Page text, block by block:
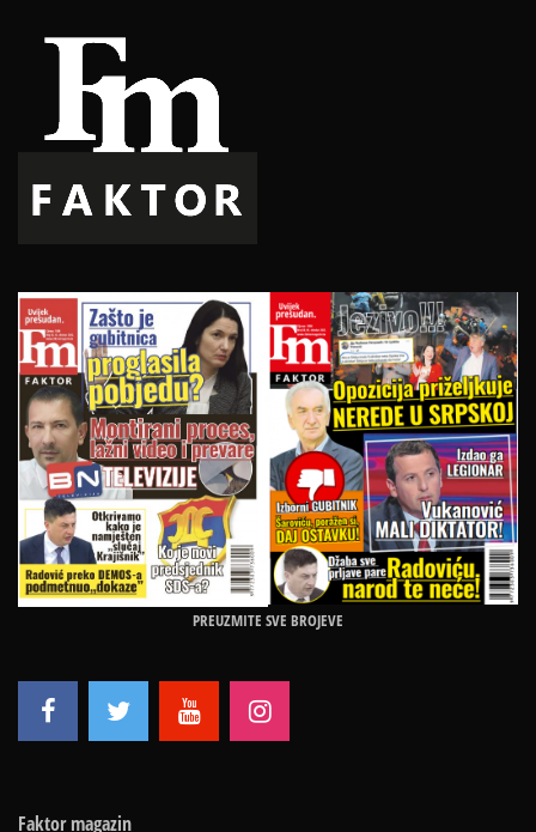
PREUZMITE SVE BROJEVE
Faktor magazin